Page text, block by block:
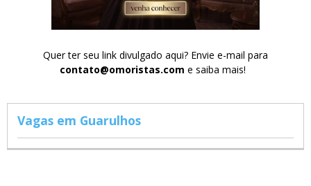
Quer ter seu link divulgado aqui? Envie e-mail para
contato@omoristas.com e saiba mais!
Vagas em Guarulhos